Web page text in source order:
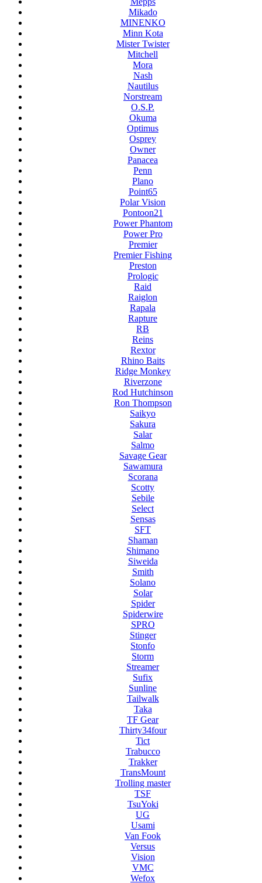
Mikado
MINENKO
Minn Kota
Mister Twister
Mitchell
Mora
Nash
Nautilus
Norstream
O.S.P.
Okuma
Optimus
Osprey
Owner
Panacea
Penn
Plano
Point65
Polar Vision
Pontoon21
Power Phantom
Power Pro
Premier
Premier Fishing
Preston
Prologic
Raid
Raiglon
Rapala
Rapture
RB
Reins
Rextor
Rhino Baits
Ridge Monkey
Riverzone
Rod Hutchinson
Ron Thompson
Saikyo
Sakura
Salar
Salmo
Savage Gear
Sawamura
Scorana
Scotty
Sebile
Select
Sensas
SFT
Shaman
Shimano
Siweida
Smith
Solano
Solar
Spider
Spiderwire
SPRO
Stinger
Stonfo
Storm
Streamer
Sufix
Sunline
Tailwalk
Taka
TF Gear
Thirty34four
Tict
Trabucco
Trakker
TransMount
Trolling master
TSF
TsuYoki
UG
Usami
Van Fook
Versus
Vision
VMC
Wefox